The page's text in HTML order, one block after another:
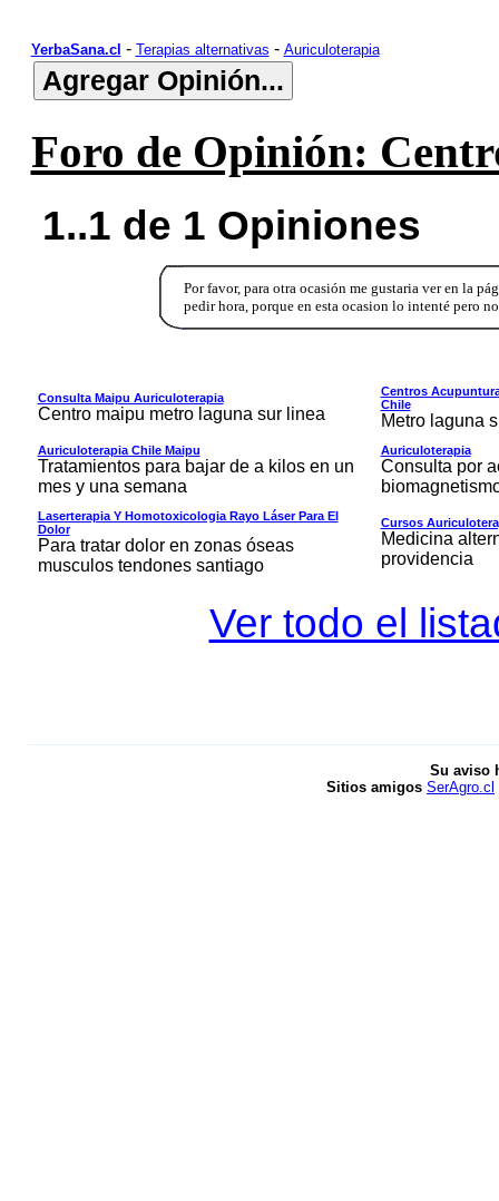
YerbaSana.cl - Terapias alternativas - Auriculoterapia
Foro de Opinión:
1..1 de 1 Opiniones
Por favor, para otra ocasión me gustaria ver en la
pedir hora, porque en esta ocasion lo intenté pero
Consulta Maipu Auriculoterapia
Centro maipu metro laguna sur linea
Centros
Chile
Metro laguna
Auriculoterapia Chile Maipu
Tratamientos para bajar de a kilos en un
mes y una semana
Auriculoterapia
Consulta por
Laserterapia Y Homotoxicologia Rayo Láser Para El
Dolor
Para tratar dolor en zonas óseas
musculos tendones santiago
Cursos
Medicina
providencia
Ver todo el
Su aviso
Sitios amigos SerAgro.cl